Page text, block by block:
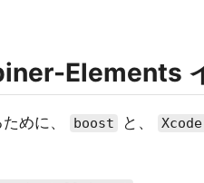
Elements
めに、 boost と、